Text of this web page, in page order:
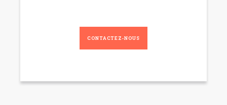
CONTACTEZ-NOUS